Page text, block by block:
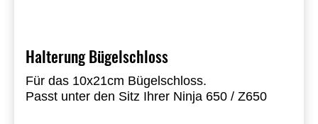
Halterung Bügelschloss
Für das 10x21cm Bügelschloss.
Passt unter den Sitz Ihrer Ninja 650 / Z650